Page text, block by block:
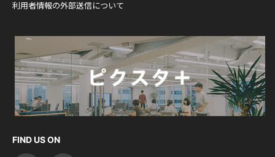
利用者情報の外部送信について
FIND US ON